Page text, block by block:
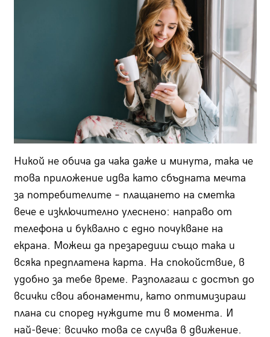
Никой не обича да чака даже и минута, така че
това приложение идва като сбъдната мечта
за потребителите – плащането на сметка
вече е изключително улеснено: направо от
телефона и буквално с едно почукване на
екрана. Можеш да презаредиш също така и
всяка предплатена карта. На спокойствие, в
удобно за тебе време. Разполагаш с достъп до
всички свои абонаменти, като оптимизираш
плана си според нуждите ти в момента. И
най-вече: всичко това се случва в движение.